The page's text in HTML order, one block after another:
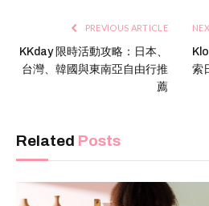
PREVIOUS ARTICLE
KKday 限時活動攻略：日本、
台灣、韓國與東南亞自由行推
薦
索
Related Posts